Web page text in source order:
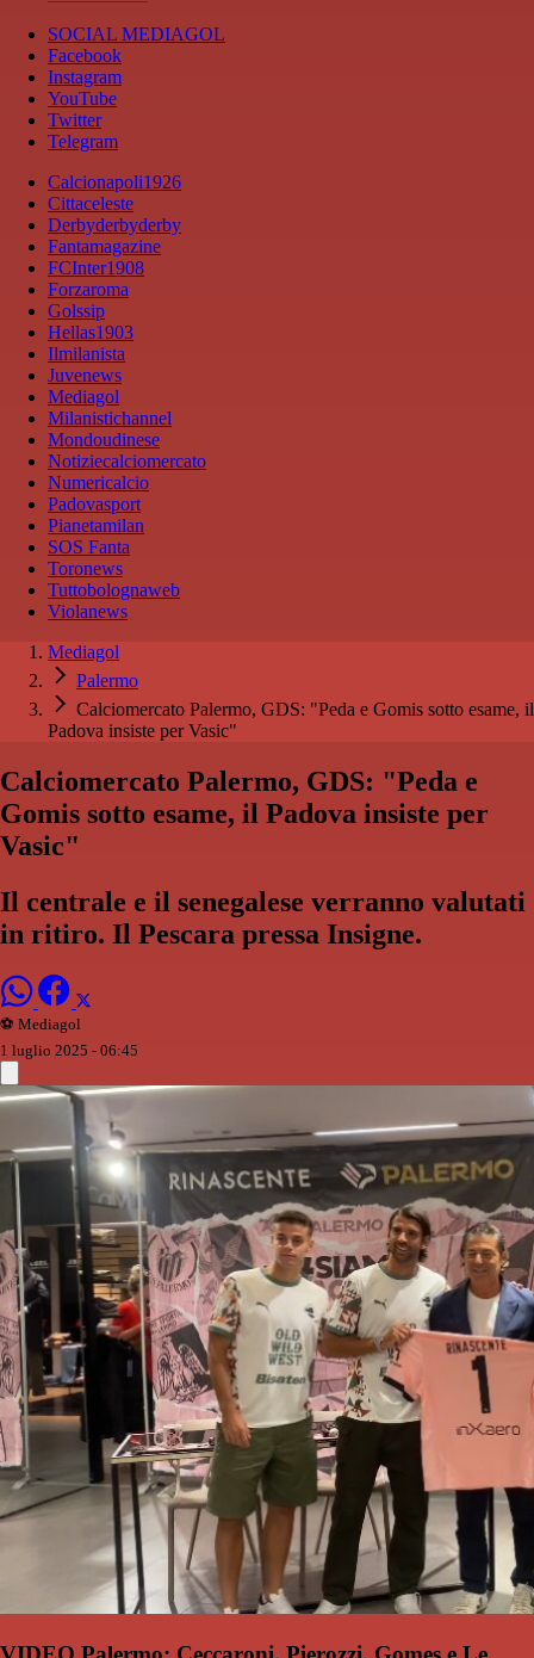
SOCIAL MEDIAGOL
Facebook
Instagram
YouTube
Twitter
Telegram
Calcionapoli1926
Cittaceleste
Derbyderbyderby
Fantamagazine
FCInter1908
Forzaroma
Golssip
Hellas1903
Ilmilanista
Juvenews
Mediagol
Milanistichannel
Mondoudinese
Notiziecalciomercato
Numericalcio
Padovasport
Pianetamilan
SOS Fanta
Toronews
Tuttobolognaweb
Violanews
Mediagol
Palermo
Calciomercato Palermo, GDS: "Peda e Gomis sotto esame, il
Padova insiste per Vasic"
Calciomercato Palermo, GDS: "Peda e
Gomis sotto esame, il Padova insiste per
Vasic"
Il centrale e il senegalese verranno valutati
in ritiro. Il Pescara pressa Insigne.
⚽️ Mediagol
1 luglio 2025 - 06:45